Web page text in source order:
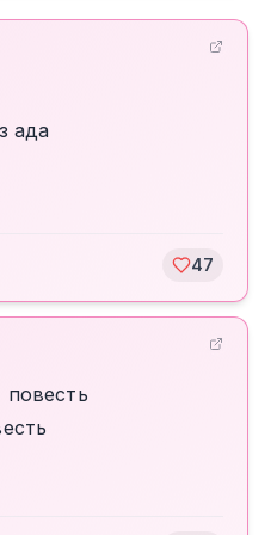
ада
47
повесть